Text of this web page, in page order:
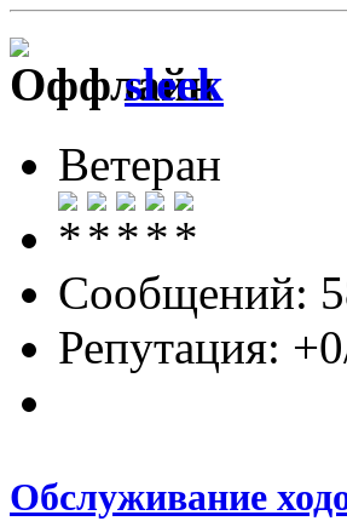
sleek
Ветеран
Сообщений:
Репутация:
Обслуживание